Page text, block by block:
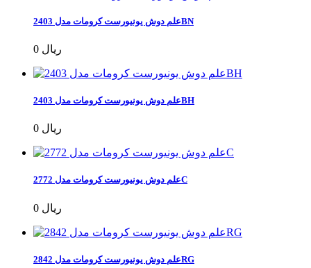
علم دوش یونیورست کرومات مدل 2403BN
0 ریال
علم دوش یونیورست کرومات مدل 2403BH
0 ریال
علم دوش یونیورست کرومات مدل 2772C
0 ریال
علم دوش یونیورست کرومات مدل 2842RG